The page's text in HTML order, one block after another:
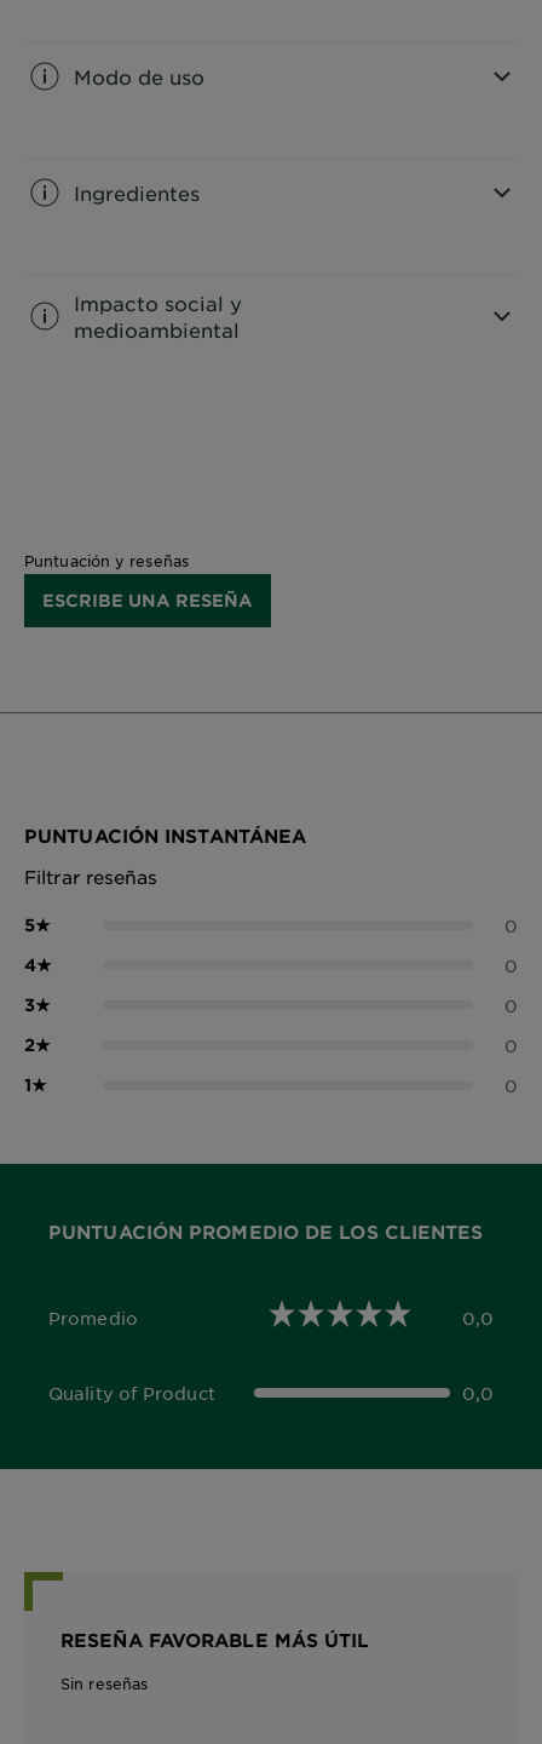
Modo de uso
Ingredientes
Impacto social y
medioambiental
Puntuación y reseñas
ESCRIBE UNA RESEÑA
PUNTUACIÓN INSTANTÁNEA
Filtrar reseñas
5★ 0
4★ 0
3★ 0
2★ 0
1★ 0
PUNTUACIÓN PROMEDIO DE LOS CLIENTES
Promedio
0,0 out of 5 stars 0,0
Quality of Product
0,0 out of 5 stars 0,0
RESEÑA FAVORABLE MÁS ÚTIL
Sin reseñas